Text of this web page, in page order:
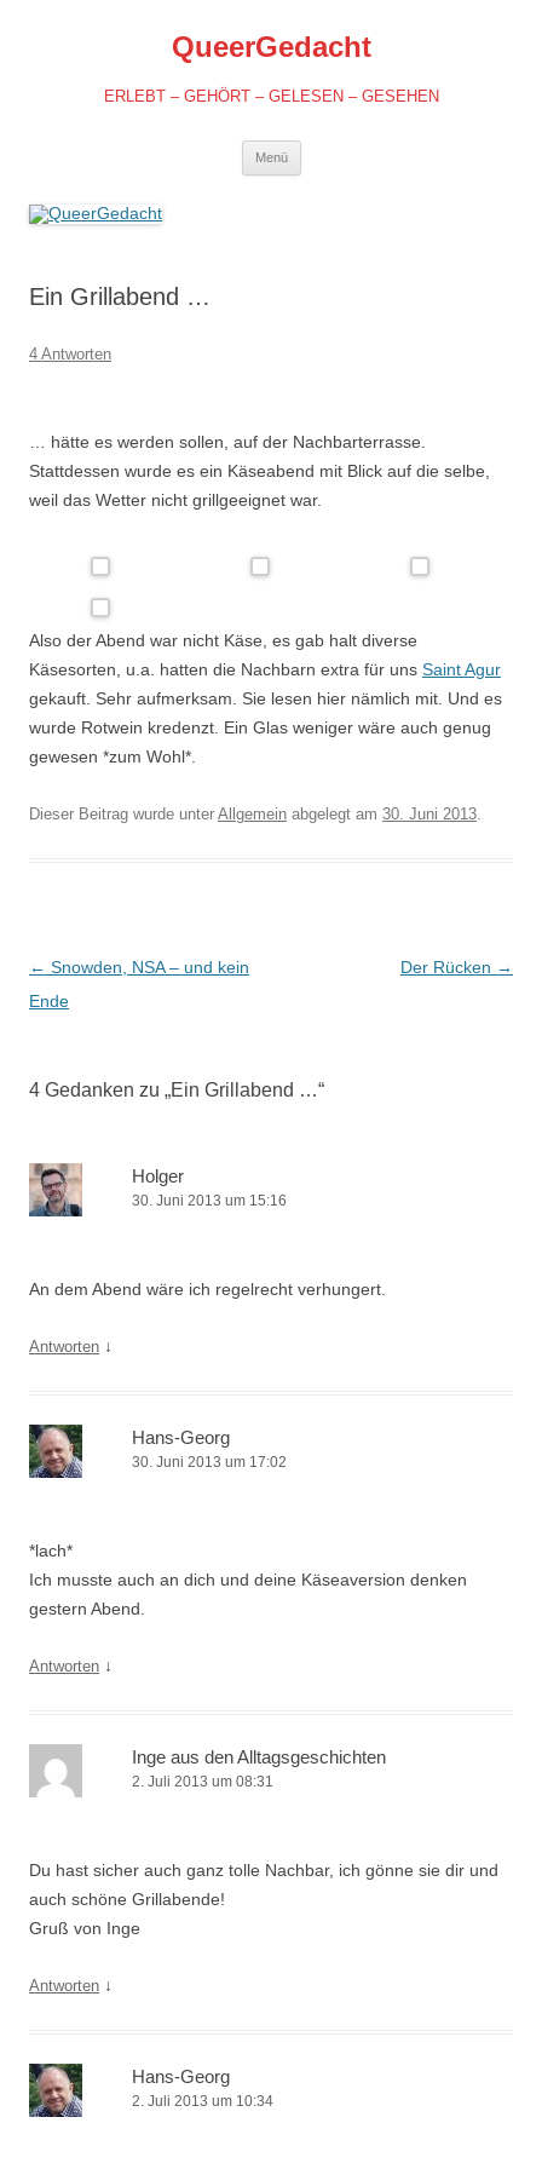
QueerGedacht
ERLEBT – GEHÖRT – GELESEN – GESEHEN
Menü
Ein Grillabend …
4 Antworten
… hätte es werden sollen, auf der Nachbarterrasse.
Stattdessen wurde es ein Käseabend mit Blick auf die selbe,
weil das Wetter nicht grillgeeignet war.
Also der Abend war nicht Käse, es gab halt diverse
Käsesorten, u.a. hatten die Nachbarn extra für uns Saint Agur
gekauft. Sehr aufmerksam. Sie lesen hier nämlich mit. Und es
wurde Rotwein kredenzt. Ein Glas weniger wäre auch genug
gewesen *zum Wohl*.
Dieser Beitrag wurde unter Allgemein abgelegt am 30. Juni 2013.
Beitrags-
Navigation
← Snowden, NSA – und kein
Ende
Der Rücken →
4 Gedanken zu „Ein Grillabend …“
Holger
30. Juni 2013 um 15:16
An dem Abend wäre ich regelrecht verhungert.
Antworten ↓
Hans-Georg
30. Juni 2013 um 17:02
*lach*
Ich musste auch an dich und deine Käseaversion denken
gestern Abend.
Antworten ↓
Inge aus den Alltagsgeschichten
2. Juli 2013 um 08:31
Du hast sicher auch ganz tolle Nachbar, ich gönne sie dir und
auch schöne Grillabende!
Gruß von Inge
Antworten ↓
Hans-Georg
2. Juli 2013 um 10:34